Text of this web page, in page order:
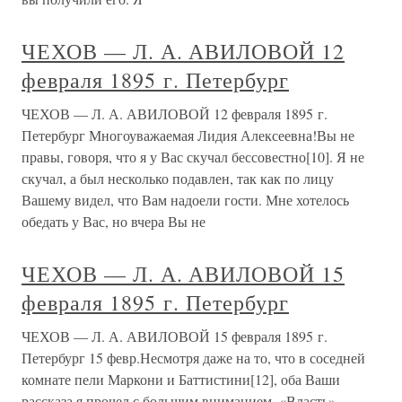
ЧЕХОВ — Л. А. АВИЛОВОЙ 12
февраля 1895 г. Петербург
ЧЕХОВ — Л. А. АВИЛОВОЙ 12 февраля 1895 г.
Петербург Многоуважаемая Лидия Алексеевна!Вы не
правы, говоря, что я у Вас скучал бессовестно[10]. Я не
скучал, а был несколько подавлен, так как по лицу
Вашему видел, что Вам надоели гости. Мне хотелось
обедать у Вас, но вчера Вы не
ЧЕХОВ — Л. А. АВИЛОВОЙ 15
февраля 1895 г. Петербург
ЧЕХОВ — Л. А. АВИЛОВОЙ 15 февраля 1895 г.
Петербург 15 февр.Несмотря даже на то, что в соседней
комнате пели Маркони и Баттистини[12], оба Ваши